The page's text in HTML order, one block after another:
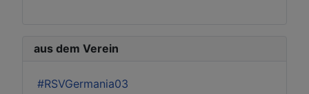
aus dem Verein
#RSVGermania03